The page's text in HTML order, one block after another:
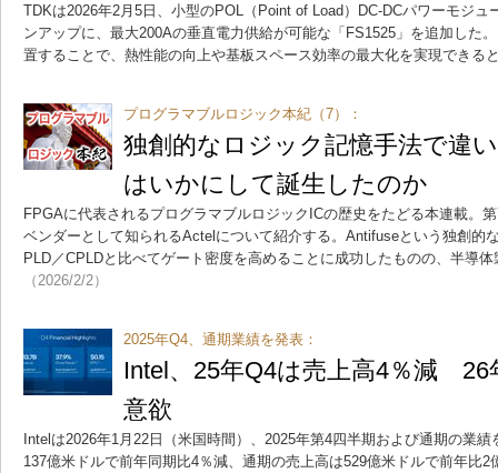
TDKは2026年2月5日、小型のPOL（Point of Load）DC-DCパワーモジュ
ンアップに、最大200Aの垂直電力供給が可能な「FS1525」を追加した
置することで、熱性能の向上や基板スペース効率の最大化を実現できる
プログラマブルロジック本紀（7）：
独創的なロジック記憶手法で違
はいかにして誕生したのか
FPGAに代表されるプログラマブルロジックICの歴史をたどる本連載。
ベンダーとして知られるActelについて紹介する。Antifuseという独創的
PLD／CPLDと比べてゲート密度を高めることに成功したものの、半導
（2026/2/2）
2025年Q4、通期業績を発表：
Intel、25年Q4は売上高4％減 26
意欲
Intelは2026年1月22日（米国時間）、2025年第4四半期および通期の業
137億米ドルで前年同期比4％減、通期の売上高は529億米ドルで前年比2